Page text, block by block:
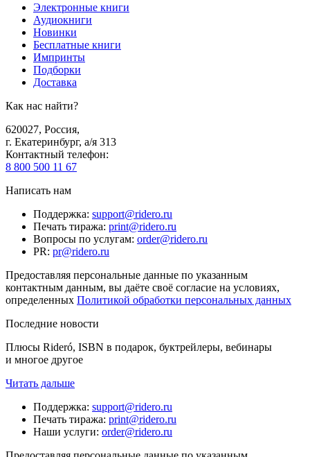
Электронные книги
Аудиокниги
Новинки
Бесплатные книги
Импринты
Подборки
Доставка
Как нас найти?
620027, Россия,
г. Екатеринбург, а/я 313
Контактный телефон:
8 800 500 11 67
Написать нам
Поддержка: support@ridero.ru
Печать тиража: print@ridero.ru
Вопросы по услугам: order@ridero.ru
PR: pr@ridero.ru
Предоставляя персональные данные по указанным
контактным данным, вы даёте своё согласие на условиях,
определенных Политикой обработки персональных данных
Последние новости
Плюсы Rideró, ISBN в подарок, буктрейлеры, вебинары
и многое другое
Читать дальше
Поддержка: support@ridero.ru
Печать тиража: print@ridero.ru
Наши услуги: order@ridero.ru